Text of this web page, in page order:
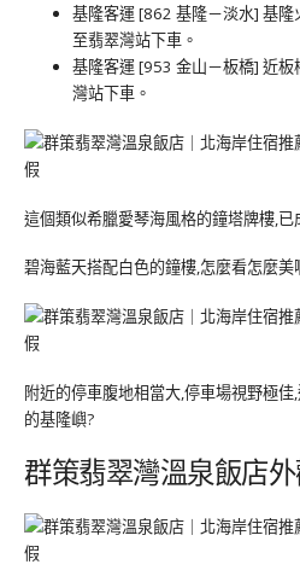
基隆客運 [862 基隆－淡水] 基隆
至翡翠灣站下車。
基隆客運 [953 金山－板橋] 近
灣站下車。
這個類似希臘愛琴海風格的鐘塔牌樓,已
碧海藍天搭配白色的鐘樓,怎麼看怎麼美
附近的停車腹地相當大,停車場視野極
的基隆嶼?
群策翡翠灣溫泉飯店